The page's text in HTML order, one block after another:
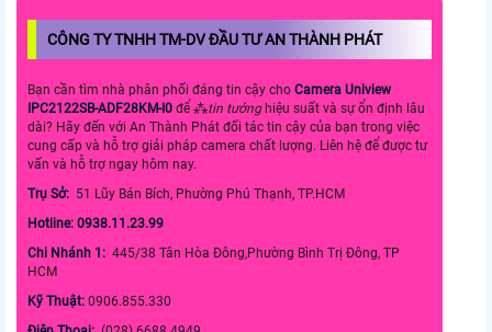
CÔNG TY TNHH TM-DV ĐẦU TƯ AN THÀNH PHÁT
Bạn cần tìm nhà phân phối đáng tin cậy cho Camera Uniview
IPC2122SB-ADF28KM-I0 để ⁂tin tưởnghiệu suất và sự ổn định lâu
dài? Hãy đến với An Thành Phát đối tác tin cậy của bạn trong việc
cung cấp và hỗ trợ giải pháp camera chất lượng. Liên hệ để được tư
vấn và hỗ trợ ngay hôm nay.
Trụ Sở: 51 Lũy Bán Bích, Phường Phú Thạnh, TP.HCM
Hotline: 0938.11.23.99
Chi Nhánh 1: 445/38 Tân Hòa Đông,Phường Bình Trị Đông, TP
HCM
Kỹ Thuật: 0906.855.330